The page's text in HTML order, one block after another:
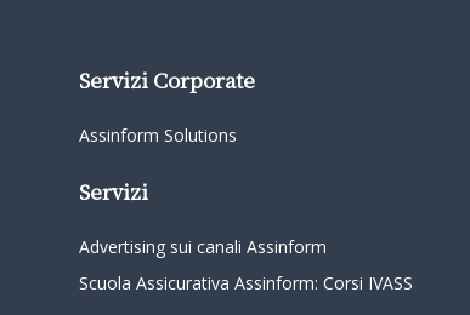
Servizi Corporate
Assinform Solutions
Servizi
Advertising sui canali Assinform
Scuola Assicurativa Assinform: Corsi IVASS